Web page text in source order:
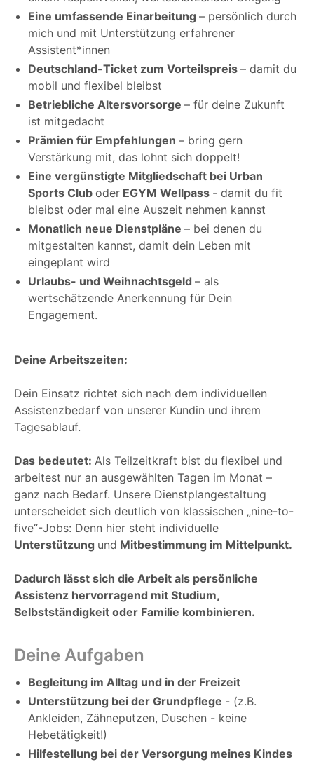
Eine umfassende Einarbeitung – persönlich durch
mich und mit Unterstützung erfahrener
Assistent*innen
Deutschland-Ticket zum Vorteilspreis – damit du
mobil und flexibel bleibst
Betriebliche Altersvorsorge – für deine Zukunft
ist mitgedacht
Prämien für Empfehlungen – bring gern
Verstärkung mit, das lohnt sich doppelt!
Eine vergünstigte Mitgliedschaft bei Urban
Sports Club oder EGYM Wellpass - damit du fit
bleibst oder mal eine Auszeit nehmen kannst
Monatlich neue Dienstpläne – bei denen du
mitgestalten kannst, damit dein Leben mit
eingeplant wird
Urlaubs- und Weihnachtsgeld – als
wertschätzende Anerkennung für Dein
Engagement.
Deine Arbeitszeiten:
Dein Einsatz richtet sich nach dem individuellen
Assistenzbedarf von unserer Kundin und ihrem
Tagesablauf.
Das bedeutet: Als Teilzeitkraft bist du flexibel und
arbeitest nur an ausgewählten Tagen im Monat –
ganz nach Bedarf. Unsere Dienstplangestaltung
unterscheidet sich deutlich von klassischen „nine-to-
five“-Jobs: Denn hier steht individuelle
Unterstützung und Mitbestimmung im Mittelpunkt.
Dadurch lässt sich die Arbeit als persönliche
Assistenz hervorragend mit Studium,
Selbstständigkeit oder Familie kombinieren.
Deine Aufgaben
Begleitung im Alltag und in der Freizeit
Unterstützung bei der Grundpflege - (z.B.
Ankleiden, Zähneputzen, Duschen - keine
Hebetätigkeit!)
Hilfestellung bei der Versorgung meines Kindes